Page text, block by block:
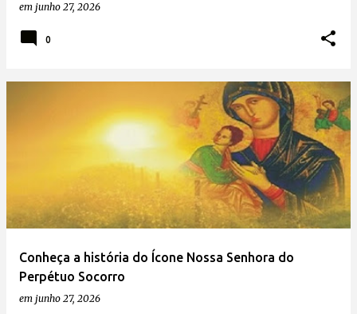
em junho 27, 2026
0
Conheça a história do Ícone Nossa Senhora do
Perpétuo Socorro
em junho 27, 2026